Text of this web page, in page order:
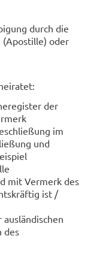
durch die
(Apostille) oder
der
im
und
mit Vermerk des
ist /
des